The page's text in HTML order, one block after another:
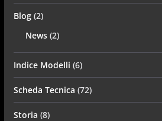
Blog(2)
News(2)
Indice Modelli (6)
Scheda Tecnica (72)
Storia (8)